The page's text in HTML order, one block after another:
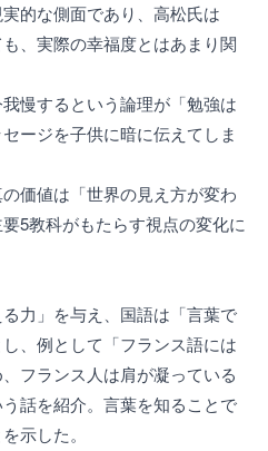
的な側面であり、高松氏は
、実際の幸福度とはあまり関
慢するという論理が「勉強は
ージを子供に暗に伝えてしま
価値は「世界の見え方が変わ
5教科がもたらす視点の変化に
力」を与え、国語は「言葉で
、例として「フランス語には
フランス人は肩が凝っている
話を紹介。言葉を知ることで
示した。